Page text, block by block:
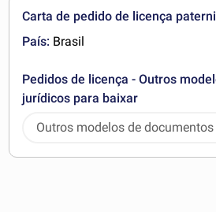
Carta de pedido de licença
País: Brasil
Pedidos de licença - Outros
jurídicos para baixar
Outros modelos de
baixar